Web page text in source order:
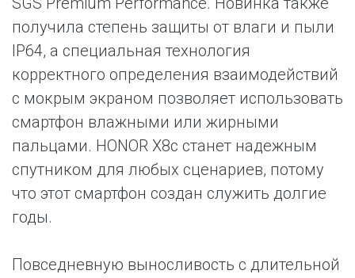
получила степень защиты от влаги и пыли
IP64, а специальная технология
корректного определения взаимодействий
с мокрым экраном позволяет использовать
смартфон влажными или жирными
пальцами. HONOR X8c станет надежным
спутником для любых сценариев, потому
что этот смартфон создан служить долгие
годы.
Повседневную выносливость с длительной